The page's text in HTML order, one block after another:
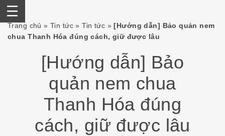
SkipTrang chủ »Tin tức »Tin tức »[Hướng dẫn] Bảo quản nem
chua Thanh Hóa đúng cách, giữ được lâu
[Hướng dẫn] Bảo
quản nem chua
Thanh Hóa đúng
cách, giữ được lâu